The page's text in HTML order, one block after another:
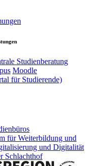
Studienberatung
Moodle
für Studierende)
für Weiterbildung und
und Digitalität
Schlachthof